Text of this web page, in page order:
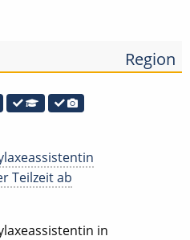
Region
Teilzeit ab
in